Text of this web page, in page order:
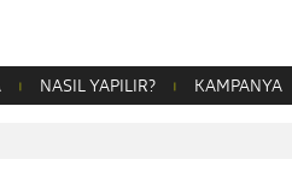
NASIL YAPILIR? KAMPANYA